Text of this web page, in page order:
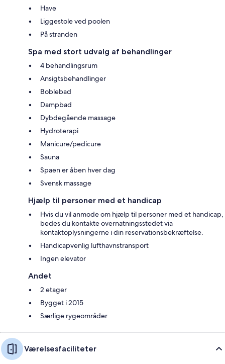
Have
Liggestole ved poolen
På stranden
Spa med stort udvalg af behandlinger
4 behandlingsrum
Ansigtsbehandlinger
Boblebad
Dampbad
Dybdegående massage
Hydroterapi
Manicure/pedicure
Sauna
Spaen er åben hver dag
Svensk massage
Hjælp til personer med et handicap
Hvis du vil anmode om hjælp til personer med et handicap,
bedes du kontakte overnatningsstedet via
kontaktoplysningerne i din reservationsbekræftelse.
Handicapvenlig lufthavnstransport
Ingen elevator
Andet
2 etager
Bygget i 2015
Særlige rygeområder
Værelsesfaciliteter